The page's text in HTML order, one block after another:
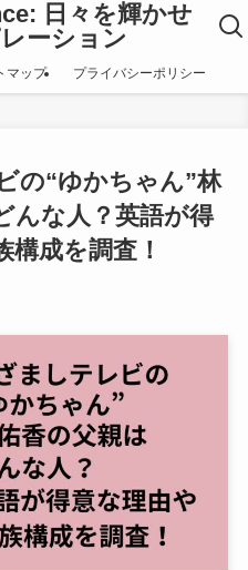
日々を輝かせ
ーション
マップ プライバシーポリシー
の“ゆかちゃん”林
んな人？英語が得
構成を調査！